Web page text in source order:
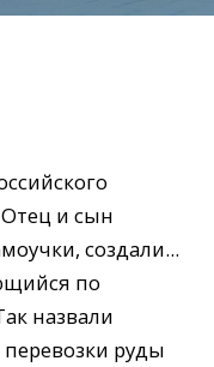
Отец и сын
создали...
по
назвали
руды